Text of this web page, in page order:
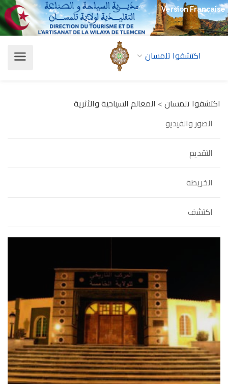
Version Française
اكتشفوا تلمسان
اكتشفوا تلمسان> المعالم السياحية والأثرية
الصور والفيديو
التقديم
الخريطة
اكتشف